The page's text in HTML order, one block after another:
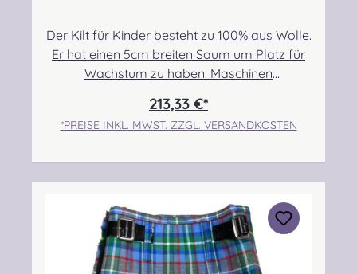
Der Kilt für Kinder besteht zu 100% aus Wolle.
Er hat einen 5cm breiten Saum um Platz für
Wachstum zu haben. Maschinen
55,88cm-60,96cmHüfte: 63,50cm-
68,58cmLänge max.: 43,18cm+5,08cm
Works North Street Forfar Scotland DD8
3BN Kontakt:
info@strathmorewoollen.co.uk Verantwortlic
he Person: Nieswiec & Zeh Easy Piping &
213,33 €*
*PREISE INKL. MWST. ZZGL. VERSANDKOSTEN